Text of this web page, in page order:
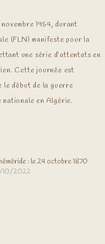
novembre 1954, durant
(FLN) manifeste pour la
une série d’attentats en
Cette journée est
le début de la guerre
nationale en Algérie.
: le 24 octobre 1870
10/2022